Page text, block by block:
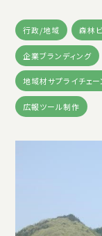
行政/地域 森林
企業ブランディング
地域材サプライチェー
広報ツール制作